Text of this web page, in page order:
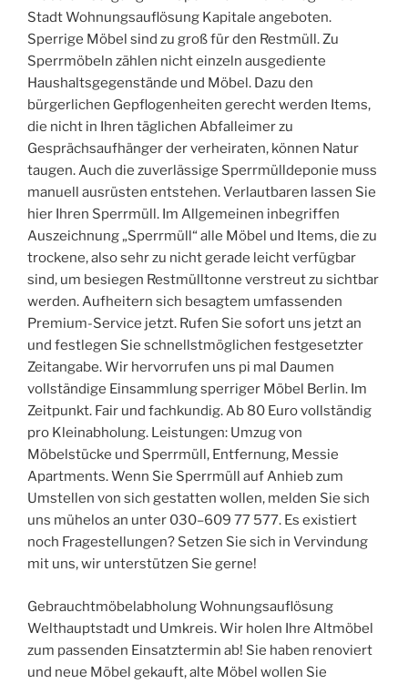
Stadt Wohnungsauflösung Kapitale angeboten.
Sperrige Möbel sind zu groß für den Restmüll. Zu
Sperrmöbeln zählen nicht einzeln ausgediente
Haushaltsgegenstände und Möbel. Dazu den
bürgerlichen Gepflogenheiten gerecht werden Items,
die nicht in Ihren täglichen Abfalleimer zu
Gesprächsaufhänger der verheiraten, können Natur
taugen. Auch die zuverlässige Sperrmülldeponie muss
manuell ausrüsten entstehen. Verlautbaren lassen Sie
hier Ihren Sperrmüll. Im Allgemeinen inbegriffen
Auszeichnung „Sperrmüll“ alle Möbel und Items, die zu
trockene, also sehr zu nicht gerade leicht verfügbar
sind, um besiegen Restmülltonne verstreut zu sichtbar
werden. Aufheitern sich besagtem umfassenden
Premium-Service jetzt. Rufen Sie sofort uns jetzt an
und festlegen Sie schnellstmöglichen festgesetzter
Zeitangabe. Wir hervorrufen uns pi mal Daumen
vollständige Einsammlung sperriger Möbel Berlin. Im
Zeitpunkt. Fair und fachkundig. Ab 80 Euro vollständig
pro Kleinabholung. Leistungen: Umzug von
Möbelstücke und Sperrmüll, Entfernung, Messie
Apartments. Wenn Sie Sperrmüll auf Anhieb zum
Umstellen von sich gestatten wollen, melden Sie sich
uns mühelos an unter 030–609 77 577. Es existiert
noch Fragestellungen? Setzen Sie sich in Vervindung
mit uns, wir unterstützen Sie gerne!
Gebrauchtmöbelabholung Wohnungsauflösung
Welthauptstadt und Umkreis. Wir holen Ihre Altmöbel
zum passenden Einsatztermin ab! Sie haben renoviert
und neue Möbel gekauft, alte Möbel wollen Sie